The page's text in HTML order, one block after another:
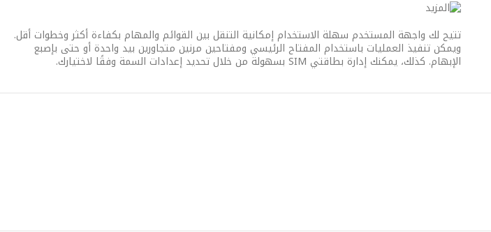
تتيح لك واجهة المستخدم سهلة الاستخدام إمكانية التنقل بين القوائم والمهام بكفاءة أكثر وخطوات أقل.
ويمكن تنفيذ العمليات باستخدام المفتاح الرئيسي ومفتاحين مرنين متجاورين بيد واحدة أو حتى بإصبع
الإبهام. كذلك، يمكنك إدارة بطاقتي SIM بسهولة من خلال تحديد إعدادات السمة وفقًا لاختيارك.